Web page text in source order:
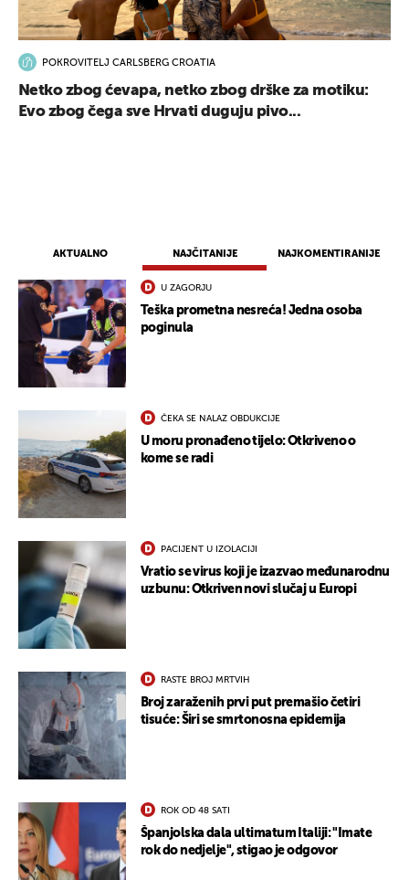
AKTUALNO NAJČITANIJE NAJKOMENTIRANIJE
U ZAGORJU
Teška prometna nesreća! Jedna osoba
poginula
ČEKA SE NALAZ OBDUKCIJE
U moru pronađeno tijelo: Otkriveno o
kome se radi
PACIJENT U IZOLACIJI
Vratio se virus koji je izazvao međunarodnu
uzbunu: Otkriven novi slučaj u Europi
RASTE BROJ MRTVIH
Broj zaraženih prvi put premašio četiri
tisuće: Širi se smrtonosna epidemija
ROK OD 48 SATI
Španjolska dala ultimatum Italiji: "Imate
rok do nedjelje", stigao je odgovor
POKROVITELJ CARLSBERG CROATIA
Netko zbog ćevapa, netko zbog drške za motiku:
Evo zbog čega sve Hrvati duguju pivo...
UKLJUČITE NOTIFIKACIJE